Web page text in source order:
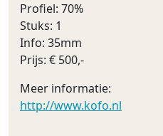
Profiel: 70%
Stuks: 1
Info: 35mm
Prijs: € 500,-
Meer informatie:
http://www.kofo.nl